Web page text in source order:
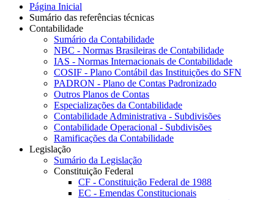
Página Inicial
Sumário das referências técnicas
Contabilidade
Sumário da Contabilidade
NBC - Normas Brasileiras de Contabilidade
IAS - Normas Internacionais de Contabilidade
COSIF - Plano Contábil das Instituições do SFN
PADRON - Plano de Contas Padronizado
Outros Planos de Contas
Especializações da Contabilidade
Contabilidade Administrativa - Subdivisões
Contabilidade Operacional - Subdivisões
Ramificações da Contabilidade
Legislação
Sumário da Legislação
Constituição Federal
CF - Constituição Federal de 1988
EC - Emendas Constitucionais